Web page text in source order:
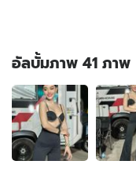
อัลบั้มภาพ 41 ภาพ
อัลบั้ม
ภาพ
41
ภาพ
ของ